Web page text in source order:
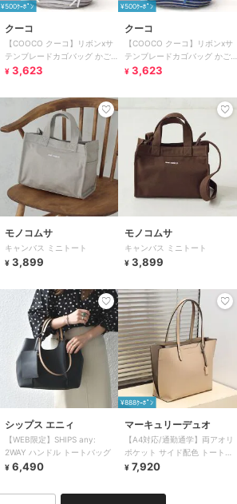
¥500ｸｰﾎﾟﾝ
クーコ
【COOCO クーコ】リボンxサ
テンブレードカゴバッグ かご
バッグ
¥ 3,623
¥500ｸｰﾎﾟﾝ
クーコ
【COOCO クーコ】リボンxサ
テンブレードカゴバッグ かご
バッグ
¥ 3,623
モノコムサ
キャンバス ミニトート
¥ 3,899
モノコムサ
キャンバス ミニトート
¥ 3,899
シップス エニィ
【WEB限定】SHIPS any:
2WAY ハンドル トートバッグ
¥ 6,490
¥888ｸｰﾎﾟﾝ
マーキュリーデュオ
【A4対応/通勤通学】両アオリ
ポケット サイド配色 トートバ
ッグ( キーチャーム付) 大容量
¥ 7,920